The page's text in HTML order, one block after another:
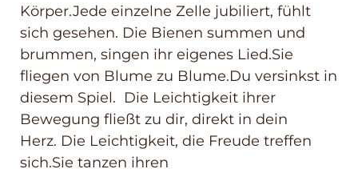
Körper.Jede einzelne Zelle jubiliert, fühlt
sich gesehen. Die Bienen summen und
brummen, singen ihr eigenes Lied.Sie
fliegen von Blume zu Blume.Du versinkst in
diesem Spiel. Die Leichtigkeit ihrer
Bewegung fließt zu dir, direkt in dein
Herz. Die Leichtigkeit, die Freude treffen
sich.Sie tanzen ihren